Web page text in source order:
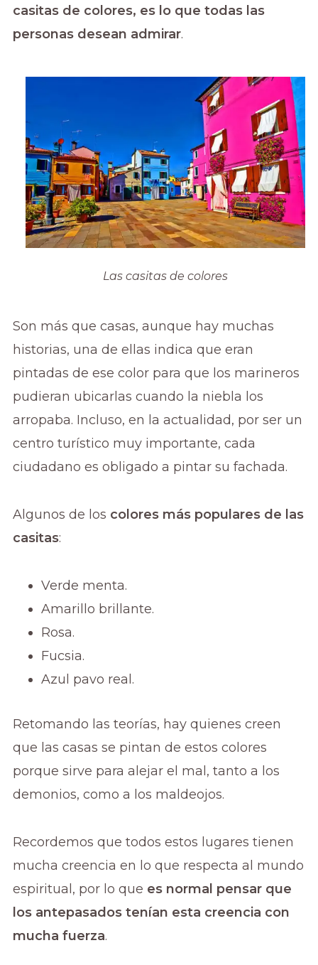
casitas de colores, es lo que todas las
personas desean admirar.
Las casitas de colores
Son más que casas, aunque hay muchas
historias, una de ellas indica que eran
pintadas de ese color para que los marineros
pudieran ubicarlas cuando la niebla los
arropaba. Incluso, en la actualidad, por ser un
centro turístico muy importante, cada
ciudadano es obligado a pintar su fachada.
Algunos de los colores más populares de las
casitas:
Verde menta.
Amarillo brillante.
Rosa.
Fucsia.
Azul pavo real.
Retomando las teorías, hay quienes creen
que las casas se pintan de estos colores
porque sirve para alejar el mal, tanto a los
demonios, como a los maldeojos.
Recordemos que todos estos lugares tienen
mucha creencia en lo que respecta al mundo
espiritual, por lo que es normal pensar que
los antepasados tenían esta creencia con
mucha fuerza.